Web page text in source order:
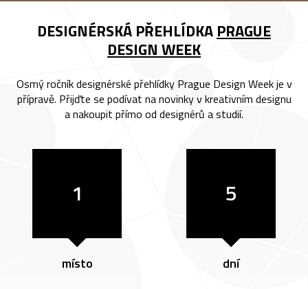
DESIGNÉRSKÁ PŘEHLÍDKA PRAGUE
DESIGN WEEK
Osmý ročník designérské přehlídky Prague Design Week je v
přípravě. Přijďte se podívat na novinky v kreativním designu
a nakoupit přímo od designérů a studií.
1
místo
5
dní